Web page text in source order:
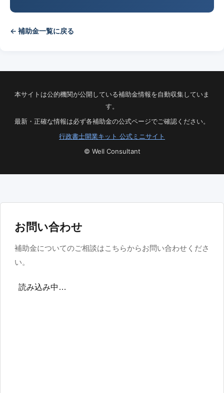
← 補助金一覧に戻る
本サイトは公的機関が公開している補助金情報を自動収集していま
す。
最新・正確な情報は必ず各補助金の公式ページでご確認ください。
行政書士開業キット 公式ミニサイト
© Well Consultant
お問い合わせ
補助金についてのご相談はこちらからお問い合わせくださ
い。